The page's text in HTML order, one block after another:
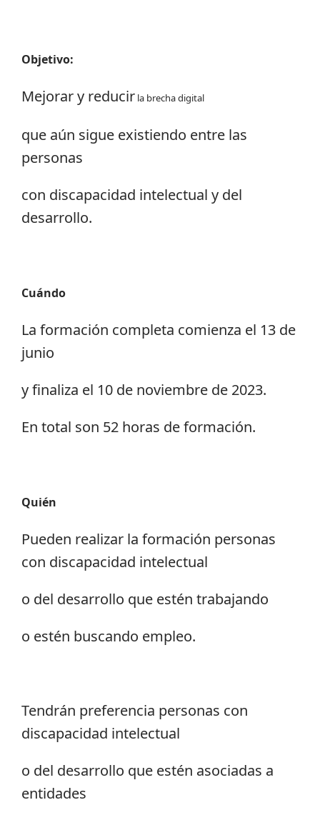
Objetivo:
Mejorar y reducir la brecha digital
que aún sigue existiendo entre las
personas
con discapacidad intelectual y del
desarrollo.
Cuándo
La formación completa comienza el 13 de
junio
y finaliza el 10 de noviembre de 2023.
En total son 52 horas de formación.
Quién
Pueden realizar la formación personas
con discapacidad intelectual
o del desarrollo que estén trabajando
o estén buscando empleo.
Tendrán preferencia personas con
discapacidad intelectual
o del desarrollo que estén asociadas a
entidades